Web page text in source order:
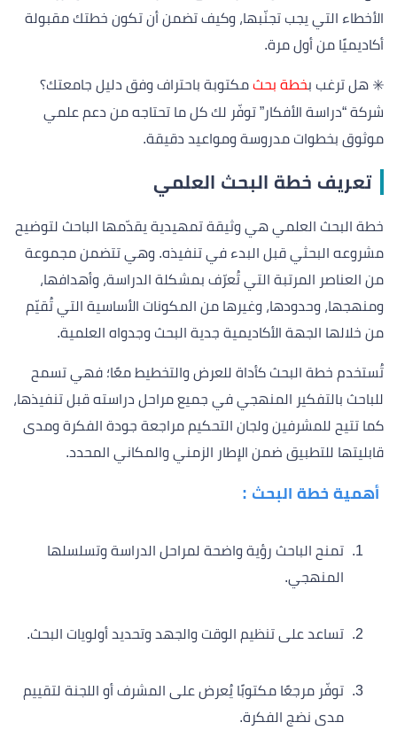
الأخطاء التي يجب تجنّبها، وكيف تضمن أن تكون خطتك مقبولة
أكاديميًا من أول مرة.
✳️ هل ترغب بخطة بحث مكتوبة باحتراف وفق دليل جامعتك؟
شركة “دراسة الأفكار” توفّر لك كل ما تحتاجه من دعم علمي
موثوق بخطوات مدروسة ومواعيد دقيقة.
تعريف خطة البحث العلمي
خطة البحث العلمي هي وثيقة تمهيدية يقدّمها الباحث لتوضيح
مشروعه البحثي قبل البدء في تنفيذه. وهي تتضمن مجموعة
من العناصر المرتبة التي تُعرّف بمشكلة الدراسة، وأهدافها،
ومنهجها، وحدودها، وغيرها من المكونات الأساسية التي تُقيّم
من خلالها الجهة الأكاديمية جدية البحث وجدواه العلمية.
تُستخدم خطة البحث كأداة للعرض والتخطيط معًا؛ فهي تسمح
للباحث بالتفكير المنهجي في جميع مراحل دراسته قبل تنفيذها،
كما تتيح للمشرفين ولجان التحكيم مراجعة جودة الفكرة ومدى
قابليتها للتطبيق ضمن الإطار الزمني والمكاني المحدد.
أهمية خطة البحث :
تمنح الباحث رؤية واضحة لمراحل الدراسة وتسلسلها
المنهجي.
تساعد على تنظيم الوقت والجهد وتحديد أولويات البحث.
توفّر مرجعًا مكتوبًا يُعرض على المشرف أو اللجنة لتقييم
مدى نضج الفكرة.